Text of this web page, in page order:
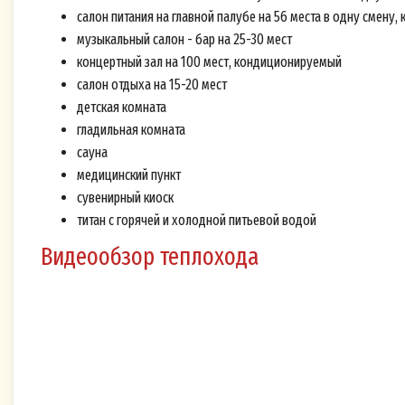
салон питания на главной палубе на 56 места в одну
музыкальный салон - бар на 25-30 мест
концертный зал на 100 мест, кондиционируемый
салон отдыха на 15-20 мест
детская комната
гладильная комната
сауна
медицинский пункт
сувенирный киоск
титан с горячей и холодной питьевой водой
Видеообзор теплохода